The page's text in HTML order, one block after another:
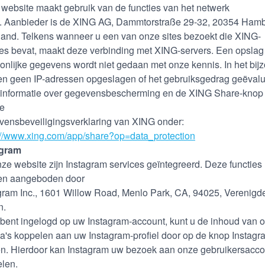
maakt gebruik van de functies van het netwerk
Aanbieder is de XING AG, Dammtorstraße 29-32, 20354
Telkens wanneer u een van onze sites bezoekt die XING-
bevat, maakt deze verbinding met XING-servers. Een
gegevens wordt niet gedaan met onze kennis. In het
geen IP-adressen opgeslagen of het gebruiksgedrag
over gegevensbescherming en de XING Share-
van XING onder:
www.xing.com/app/share?op=data_protection
website zijn Instagram services geïntegreerd. Deze functies
aangeboden door
Inc., 1601 Willow Road, Menlo Park, CA, 94025,
ingelogd op uw Instagram-account, kunt u de inhoud van
koppelen aan uw Instagram-profiel door op de knop
Hierdoor kan Instagram uw bezoek aan onze